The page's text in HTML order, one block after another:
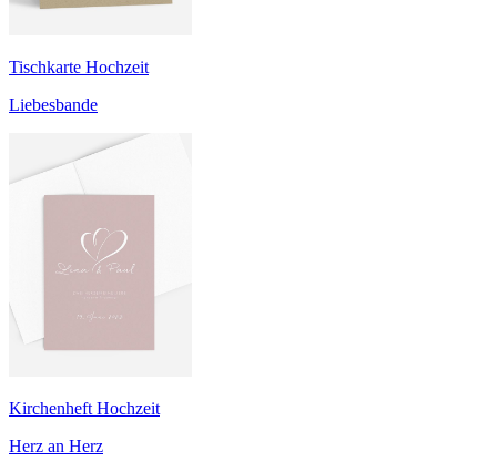
Tischkarte Hochzeit
Liebesbande
Kirchenheft Hochzeit
Herz an Herz